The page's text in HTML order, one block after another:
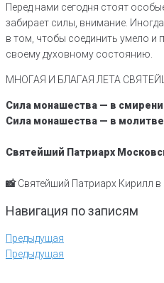
Перед нами сегодня стоят
забирает силы, внимание.
в том, чтобы соединить умело и
своему духовному состоянию.
МНОГАЯ И БЛАГАЯ ЛЕТА
Сила монашества — в
Сила монашества — в
Святейший Патриарх
📸Святейший Патриарх Кирилл
Навигация по записям
Предыдущая
Предыдущая